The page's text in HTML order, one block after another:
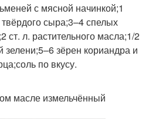
с мясной начинкой;1
сыра;3–4 спелых
ст. л. растительного масла;1/2
зелени;5–6 зёрен кориандра и
по вкусу.
масле измельчённый